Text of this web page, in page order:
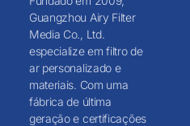
Guangzhou Airy Filter
Media Co., Ltd.
especialize em filtro de
ar personalizado e
materiais. Com uma
fábrica de última
geração e certificações